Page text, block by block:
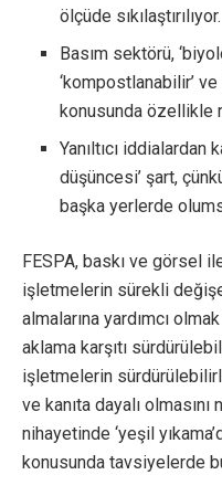
ölçüde sıkılaştırılıyor.
Basım sektörü,
‘kompostlanabilir’
konusunda özellikle
Yanıltıcı iddialardan
düşüncesi’ şart,
başka yerlerde
FESPA, baskı ve görsel
işletmelerin sürekli
almalarına yardımcı
aklama karşıtı
işletmelerin
ve kanıta dayalı
nihayetinde ‘yeşil
konusunda tavsiyelerde